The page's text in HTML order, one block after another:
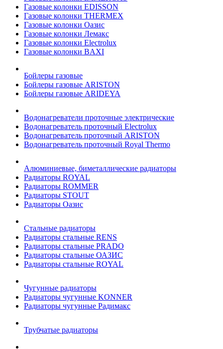
Газовые колонки EDISSON
Газовые колонки THERMEX
Газовые колонки Оазис
Газовые колонки Лемакс
Газовые колонки Electrolux
Газовые колонки BAXI
Бойлеры газовые
Бойлеры газовые ARISTON
Бойлеры газовые ARIDEYA
Водонагреватели проточные электрические
Водонагреватель проточный Electrolux
Водонагреватель проточный ARISTON
Водонагреватель проточный Royal Thermo
Алюминиевые, биметаллические радиаторы
Радиаторы ROYAL
Радиаторы ROMMER
Радиаторы STOUT
Радиаторы Оазис
Стальные радиаторы
Радиаторы стальные RENS
Радиаторы стальные PRADO
Радиаторы стальные ОАЗИС
Радиаторы стальные ROYAL
Чугунные радиаторы
Радиаторы чугунные KONNER
Радиаторы чугунные Радимакс
Трубчатые радиаторы